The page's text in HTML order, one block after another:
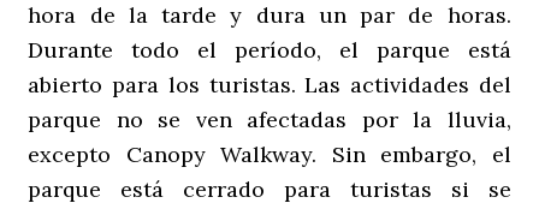
hora de la tarde y dura un par de horas.
Durante todo el período, el parque está
abierto para los turistas. Las actividades del
parque no se ven afectadas por la lluvia,
excepto Canopy Walkway. Sin embargo, el
parque está cerrado para turistas si se